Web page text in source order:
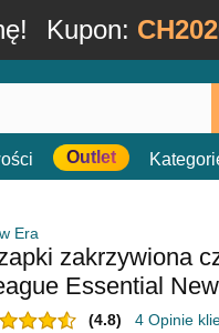
Kupon:
Outlet
Era
zakrzywiona
Essential
(4.8) 4 Opinie